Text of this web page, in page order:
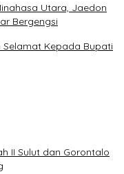
Utara, Jaedon
Bergengsi
Selamat Kepada Bupati
II Sulut dan Gorontalo